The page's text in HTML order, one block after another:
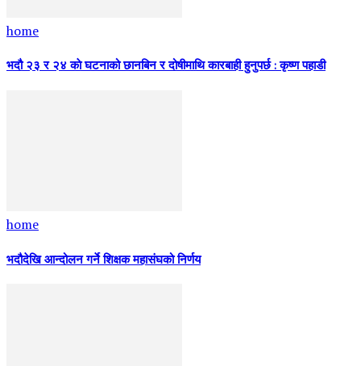
home
भदौ २३ र २४ काे घटनाको छानबिन र दोषीमाथि कारबाही हुनुपर्छ : कृष्ण पहाडी
home
भदौदेखि आन्दोलन गर्ने शिक्षक महासंघको निर्णय